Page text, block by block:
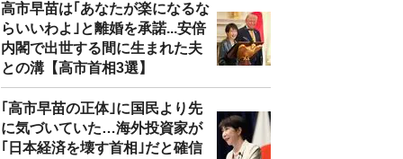
高市早苗は｢あなたが楽になるな
らいいわよ｣と離婚を承諾...安倍
内閣で出世する間に生まれた夫
との溝【高市首相3選】
｢高市早苗の正体｣に国民より先
に気づいていた…海外投資家が
｢日本経済を壊す首相｣だと確信